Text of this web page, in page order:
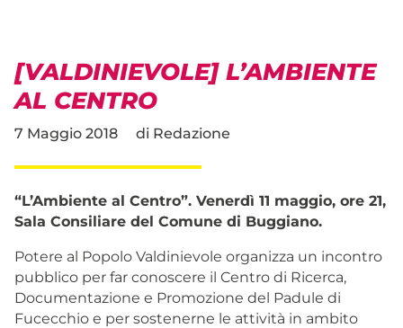
[VALDINIEVOLE] L’AMBIENTE
AL CENTRO
7 Maggio 2018 di Redazione
“L’Ambiente al Centro”. Venerdì 11 maggio, ore 21,
Sala Consiliare del Comune di Buggiano.
Potere al Popolo Valdinievole organizza un incontro
pubblico per far conoscere il Centro di Ricerca,
Documentazione e Promozione del Padule di
Fucecchio e per sostenerne le attività in ambito